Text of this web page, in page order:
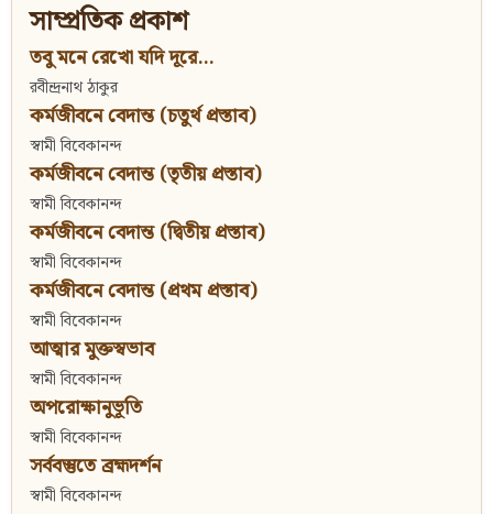
সাম্প্রতিক প্রকাশ
তবু মনে রেখো যদি দূরে...
রবীন্দ্রনাথ ঠাকুর
কর্মজীবনে বেদান্ত (চতুর্থ প্রস্তাব)
স্বামী বিবেকানন্দ
কর্মজীবনে বেদান্ত (তৃতীয় প্রস্তাব)
স্বামী বিবেকানন্দ
কর্মজীবনে বেদান্ত (দ্বিতীয় প্রস্তাব)
স্বামী বিবেকানন্দ
কর্মজীবনে বেদান্ত (প্রথম প্রস্তাব)
স্বামী বিবেকানন্দ
আত্মার মুক্তস্বভাব
স্বামী বিবেকানন্দ
অপরোক্ষানুভূতি
স্বামী বিবেকানন্দ
সর্ববস্তুতে ব্রহ্মদর্শন
স্বামী বিবেকানন্দ